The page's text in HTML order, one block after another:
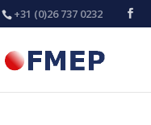
+31 (0)26 737 0232